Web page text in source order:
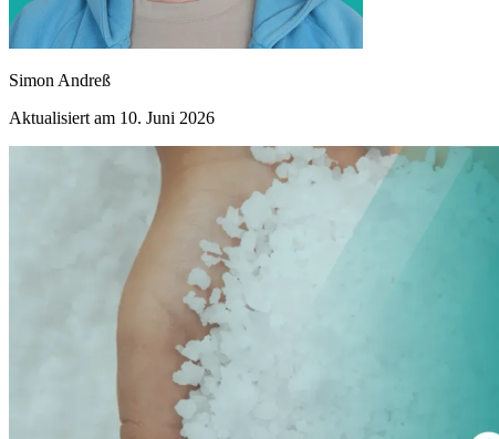
Simon Andreß
Aktualisiert am 10. Juni 2026